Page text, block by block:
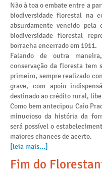
Não à toa o embate entre a
biodiversidade florestal na
absurdamente vencido
biodiversidade florestal
borracha encerrado em 1911.
Falando de outra
conservação da floresta tem
primeiro, sempre realizado
grave, com apoio
destinado ao crédito rural,
Como bem antecipou Caio
minucioso da história da
será possível o
maiores chances de acerto.
[leia mais...]
Fim do